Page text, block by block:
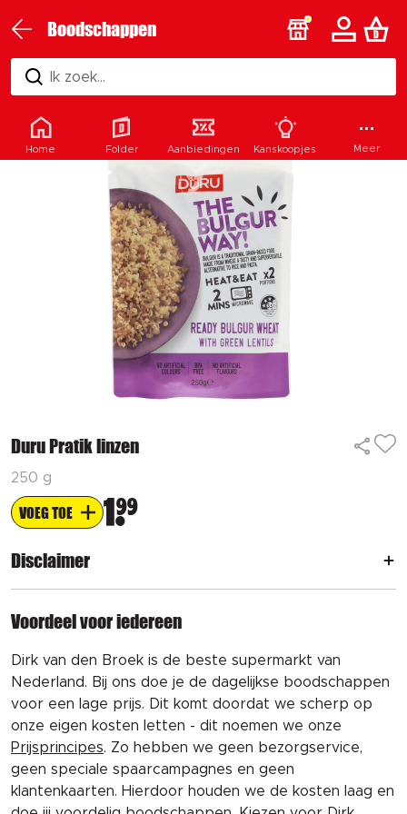
Boodschappen
Ik zoek...
Duru Pratik linzen
250 g
VOEG TOE 1 99
Disclaimer
Voordeel voor iedereen
Dirk van den Broek is de beste supermarkt van
Nederland. Bij ons doe je de dagelijkse boodschappen
voor een lage prijs. Dit komt doordat we scherp op
onze eigen kosten letten - dit noemen we onze
Prijsprincipes. Zo hebben we geen bezorgservice,
geen speciale spaarcampagnes en geen
klantenkaarten. Hierdoor houden we de kosten laag en
Home Folder Aanbiedingen Kanskoopjes Meer